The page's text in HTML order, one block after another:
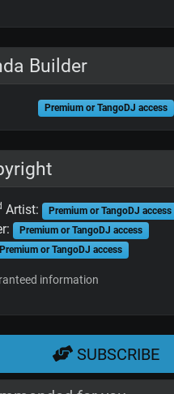
Builder
Premium or TangoDJ access
Artist: Premium or TangoDJ access
Premium or TangoDJ access
Premium or TangoDJ access
information
SUBSCRIBE